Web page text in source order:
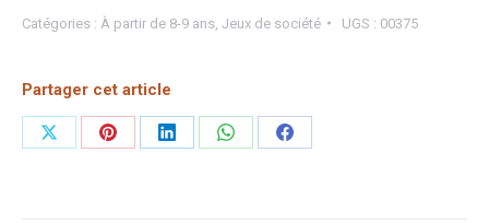
Catégories : À partir de 8-9 ans Jeux de société UGS : 00375
Partager cet article
PartagerPartagerPartagerPartagerPartager